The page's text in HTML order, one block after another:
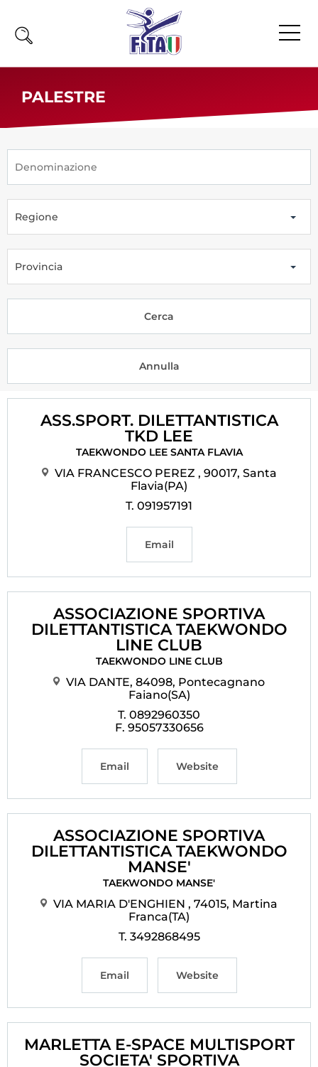
News
Olimpiadi
Atleti
Atleti Poomsae e Freestyle
Tesseramento
Formazione
Amministrazione
Rivista Olympic Dream
Cookie policy
Federazione Trasparente
PALESTRE
Regione
Provincia
ASS.SPORT. DILETTANTISTICA
TKD LEE
TAEKWONDO LEE SANTA FLAVIA
VIA FRANCESCO PEREZ , 90017, Santa
Flavia(PA)
T. 091957191
Email
ASSOCIAZIONE SPORTIVA
DILETTANTISTICA TAEKWONDO
LINE CLUB
TAEKWONDO LINE CLUB
VIA DANTE, 84098, Pontecagnano
Faiano(SA)
T. 0892960350
F. 95057330656
Email Website
ASSOCIAZIONE SPORTIVA
DILETTANTISTICA TAEKWONDO
MANSE'
TAEKWONDO MANSE'
VIA MARIA D'ENGHIEN , 74015, Martina
Franca(TA)
T. 3492868495
Email Website
MARLETTA E-SPACE MULTISPORT
SOCIETA' SPORTIVA